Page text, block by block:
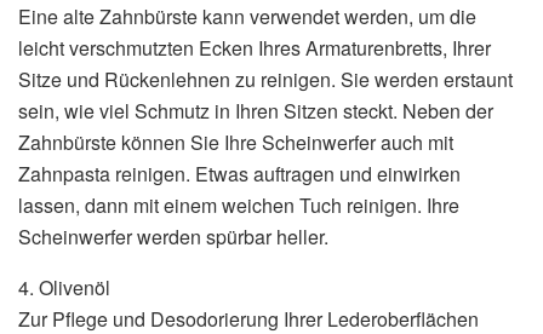
Eine alte Zahnbürste kann verwendet werden, um die
leicht verschmutzten Ecken Ihres Armaturenbretts, Ihrer
Sitze und Rückenlehnen zu reinigen. Sie werden erstaunt
sein, wie viel Schmutz in Ihren Sitzen steckt. Neben der
Zahnbürste können Sie Ihre Scheinwerfer auch mit
Zahnpasta reinigen. Etwas auftragen und einwirken
lassen, dann mit einem weichen Tuch reinigen. Ihre
Scheinwerfer werden spürbar heller.
4. Olivenöl
Zur Pflege und Desodorierung Ihrer Lederoberflächen